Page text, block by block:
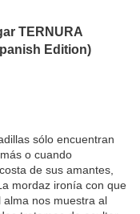
TERNURA
Edition)
sólo encuentran
o cuando
de sus amantes,
mordaz ironía con que
alma nos muestra al